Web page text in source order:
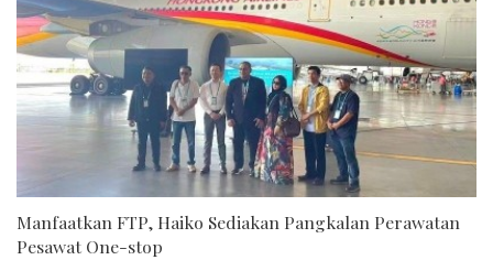
Manfaatkan FTP, Haiko Sediakan Pangkalan Perawatan
Pesawat One-stop